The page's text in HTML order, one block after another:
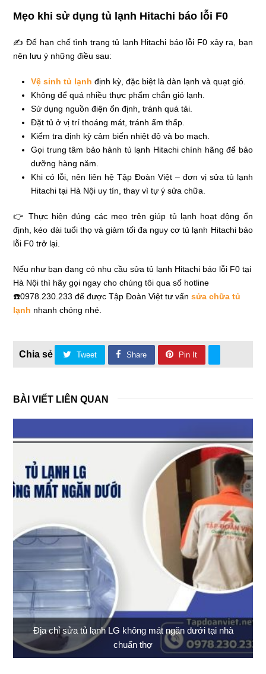
Mẹo khi sử dụng tủ lạnh Hitachi báo lỗi F0
✍ Để hạn chế tình trạng tủ lạnh Hitachi báo lỗi F0 xảy ra, bạn
nên lưu ý những điều sau:
Vệ sinh tủ lạnh định kỳ, đặc biệt là dàn lạnh và quạt gió.
Không để quá nhiều thực phẩm chắn gió lạnh.
Sử dụng nguồn điện ổn định, tránh quá tải.
Đặt tủ ở vị trí thoáng mát, tránh ẩm thấp.
Kiểm tra định kỳ cảm biến nhiệt độ và bo mạch.
Gọi trung tâm bảo hành tủ lạnh Hitachi chính hãng để bảo
dưỡng hàng năm.
Khi có lỗi, nên liên hệ Tập Đoàn Việt – đơn vị sửa tủ lạnh
Hitachi tại Hà Nội uy tín, thay vì tự ý sửa chữa.
👉 Thực hiện đúng các mẹo trên giúp tủ lạnh hoạt động ổn
định, kéo dài tuổi thọ và giảm tối đa nguy cơ tủ lạnh Hitachi báo
lỗi F0 trở lại.
Nếu như bạn đang có nhu cầusửa tủ lạnh Hitachi báo lỗi F0 tại
Hà Nội thì hãy gọi ngay cho chúng tôi qua số hotline
☎️0978.230.233 để được Tập Đoàn Việt tư vấnsửa chữa tủ
lạnh nhanh chóng nhé.
Tweet Share Pin It
BÀI VIẾT LIÊN QUAN
Địa chỉ sửa tủ lạnh LG không mát ngăn dưới tại nhà
chuẩn thợ